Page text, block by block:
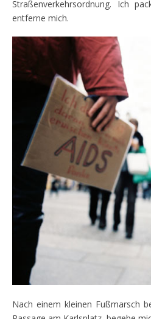
Straßenverkehrsordnung. Ich
entferne mich.
Nach einem kleinen Fußmarsch